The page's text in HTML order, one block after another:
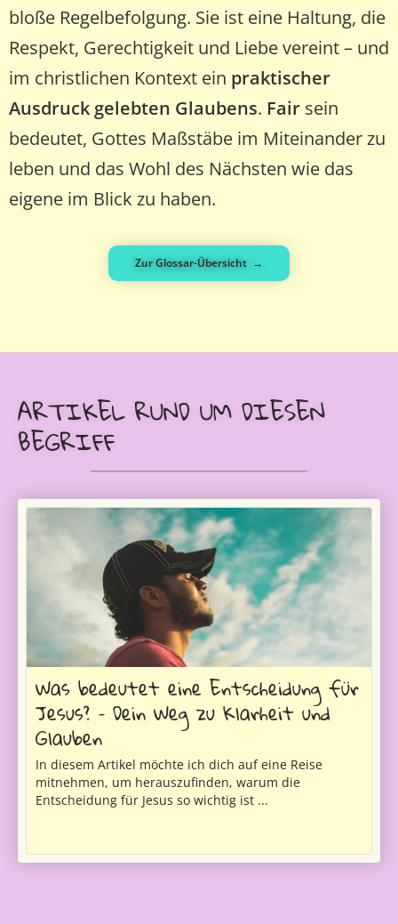
bloße Regelbefolgung. Sie ist eine Haltung, die
Respekt, Gerechtigkeit und Liebe vereint – und
im christlichen Kontext ein praktischer
Ausdruck gelebten Glaubens. Fair sein
bedeutet, Gottes Maßstäbe im Miteinander zu
leben und das Wohl des Nächsten wie das
eigene im Blick zu haben.
Zur Glossar-Übersicht →
ARTIKEL RUND UM DIESEN
BEGRIFF
Was bedeutet eine Entscheidung für
Jesus? – Dein Weg zu Klarheit und
Glauben
In diesem Artikel möchte ich dich auf eine Reise
mitnehmen, um herauszufinden, warum die
Entscheidung für Jesus so wichtig ist ...